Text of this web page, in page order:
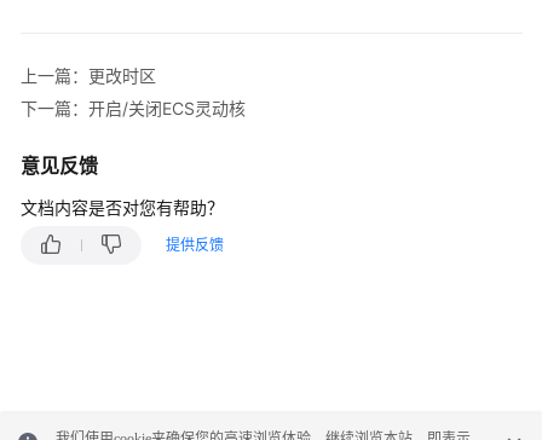
改
ECS
将
ECS
上一篇：更改时区
下一篇：开启/关闭ECS灵动核
意见反馈
文档内容是否对您有帮助？
提供反馈